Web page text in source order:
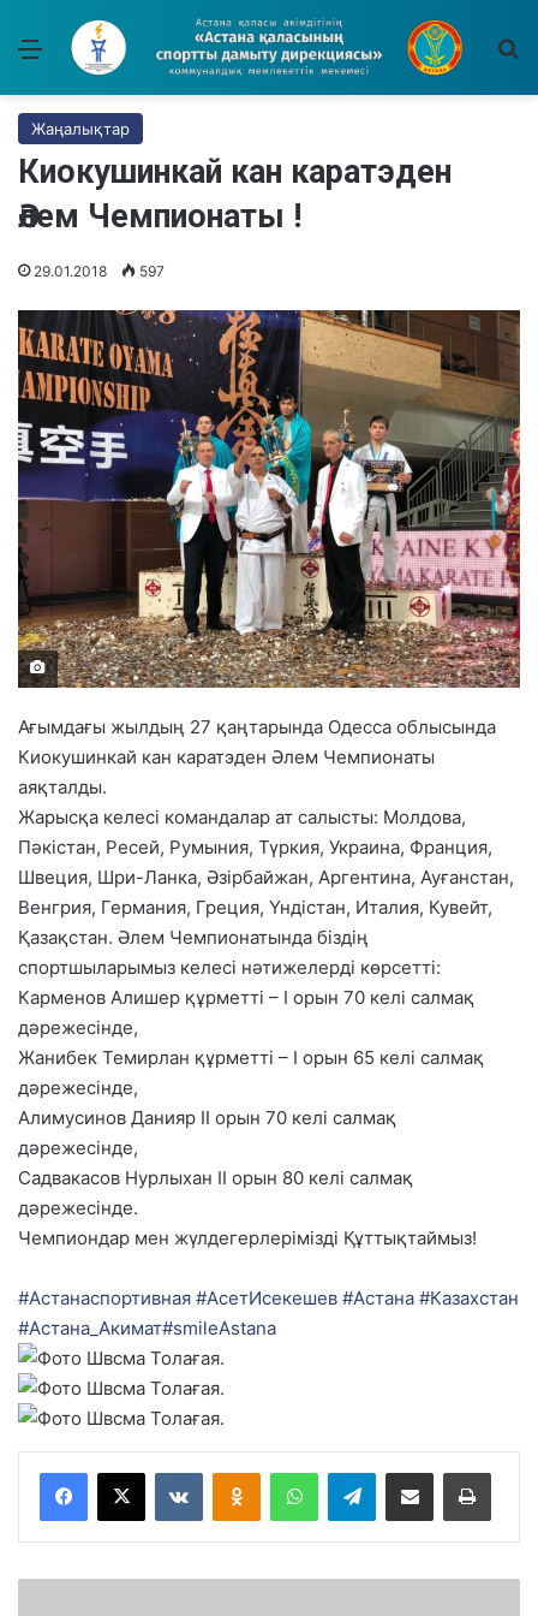
Мәзір
Жаңалықтар
Киокушинкай кан каратэден
Әлем Чемпионаты !
29.01.2018 597
Ағымдағы жылдың 27 қаңтарында Одесса облысында
Киокушинкай кан каратэден Әлем Чемпионаты
аяқталды.
Жарысқа келесі командалар ат салысты: Молдова,
Пәкістан, Ресей, Румыния, Түркия, Украина, Франция,
Швеция, Шри-Ланка, Әзірбайжан, Аргентина, Ауғанстан,
Венгрия, Германия, Греция, Үндістан, Италия, Кувейт,
Қазақстан. Әлем Чемпионатында біздің
спортшыларымыз келесі нәтижелерді көрсетті:
Карменов Алишер құрметті – І орын 70 келі салмақ
дәрежесінде,
Жанибек Темирлан құрметті – І орын 65 келі салмақ
дәрежесінде,
Алимусинов Данияр ІІ орын 70 келі салмақ
дәрежесінде,
Садвакасов Нурлыхан ІІ орын 80 келі салмақ
дәрежесінде.
Чемпиондар мен жүлдегерлерімізді Құттықтаймыз!
#Астанаспортивная #АсетИсекешев #Астана #Казахстан
#Астана_Акимат#smileAstana
Telegram